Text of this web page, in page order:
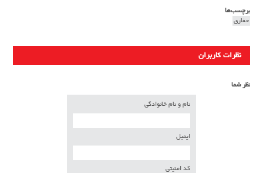
برچسب‌ها
حفاری
نظرات کاربران
نظر شما
نام و نام خانوادگی
ایمیل
کد امنیتی